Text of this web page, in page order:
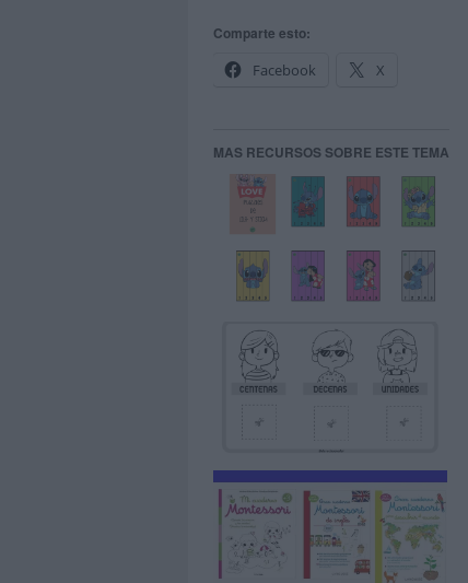
Comparte esto:
Facebook
X
MAS RECURSOS SOBRE ESTE TEMA